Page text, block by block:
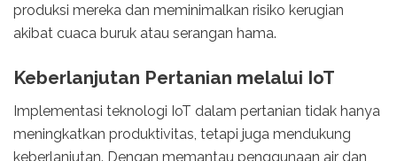
produksi mereka dan meminimalkan risiko kerugian
akibat cuaca buruk atau serangan hama.
Keberlanjutan Pertanian melalui IoT
Implementasi teknologi IoT dalam pertanian tidak hanya
meningkatkan produktivitas, tetapi juga mendukung
keberlanjutan. Dengan memantau penggunaan air dan